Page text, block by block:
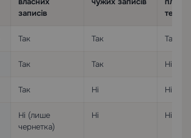
записів
Так Так Так
Так Так Ні
Так Ні Ні
Ні (лише
чернетка)
Ні Ні